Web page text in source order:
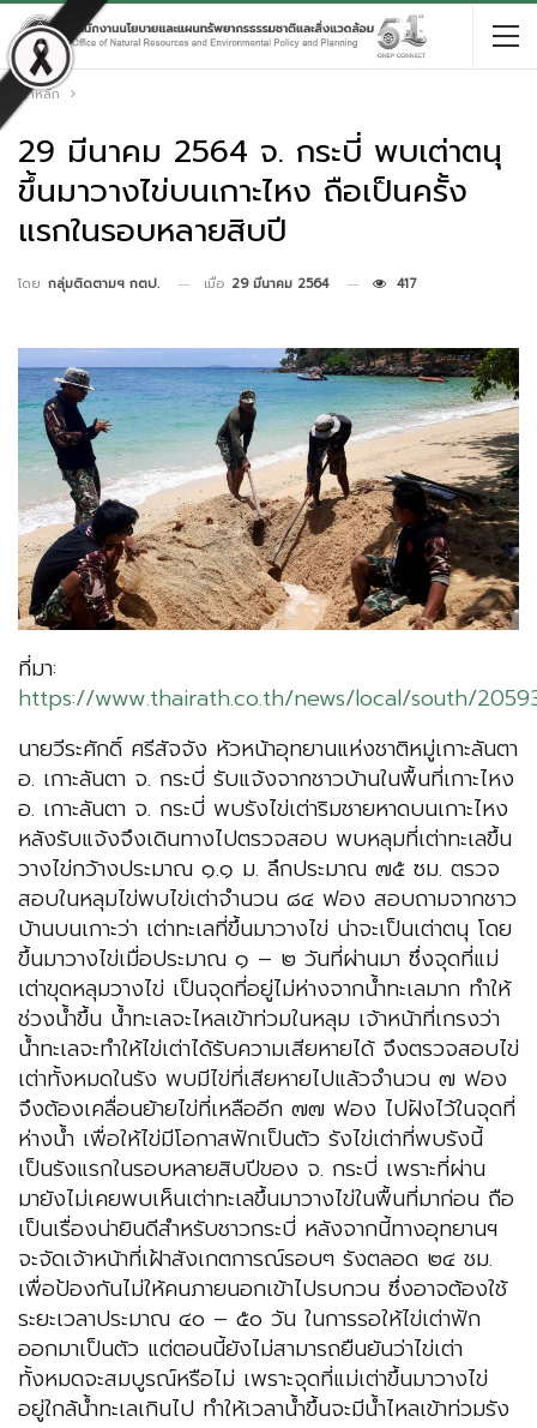
หน้าหลัก
29 มีนาคม 2564 จ. กระบี่ พบเต่าตนุ
ขึ้นมาวางไข่บนเกาะไหง ถือเป็นครั้ง
แรกในรอบหลายสิบปี
โดย กลุ่มติดตามฯ กตป. เมื่อ 29 มีนาคม 2564 417
ที่มา:
https://www.thairath.co.th/news/local/south/
นายวีระศักดิ์ ศรีสัจจัง หัวหน้าอุทยานแห่งชาติหมู่เกาะลันตา
อ. เกาะลันตา จ. กระบี่ รับแจ้งจากชาวบ้านในพื้นที่เกาะไหง
อ. เกาะลันตา จ. กระบี่ พบรังไข่เต่าริมชายหาดบนเกาะไหง
หลังรับแจ้งจึงเดินทางไปตรวจสอบ พบหลุมที่เต่าทะเลขึ้น
วางไข่กว้างประมาณ ๑.๑ ม. ลึกประมาณ ๗๕ ซม. ตรวจ
สอบในหลุมไข่พบไข่เต่าจำนวน ๘๔ ฟอง สอบถามจากชาว
บ้านบนเกาะว่า เต่าทะเลที่ขึ้นมาวางไข่ น่าจะเป็นเต่าตนุ โดย
ขึ้นมาวางไข่เมื่อประมาณ ๑ – ๒ วันที่ผ่านมา ซึ่งจุดที่แม่
เต่าขุดหลุมวางไข่ เป็นจุดที่อยู่ไม่ห่างจากน้ำทะเลมาก ทำให้
ช่วงน้ำขึ้น น้ำทะเลจะไหลเข้าท่วมในหลุม เจ้าหน้าที่เกรงว่า
น้ำทะเลจะทำให้ไข่เต่าได้รับความเสียหายได้ จึงตรวจสอบไข่
เต่าทั้งหมดในรัง พบมีไข่ที่เสียหายไปแล้วจำนวน ๗ ฟอง
จึงต้องเคลื่อนย้ายไข่ที่เหลืออีก ๗๗ ฟอง ไปฝังไว้ในจุดที่
ห่างน้ำ เพื่อให้ไข่มีโอกาสฟักเป็นตัว รังไข่เต่าที่พบรังนี้
เป็นรังแรกในรอบหลายสิบปีของ จ. กระบี่ เพราะที่ผ่าน
มายังไม่เคยพบเห็นเต่าทะเลขึ้นมาวางไข่ในพื้นที่มาก่อน ถือ
เป็นเรื่องน่ายินดีสำหรับชาวกระบี่ หลังจากนี้ทางอุทยานฯ
จะจัดเจ้าหน้าที่เฝ้าสังเกตการณ์รอบๆ รังตลอด ๒๔ ชม.
เพื่อป้องกันไม่ให้คนภายนอกเข้าไปรบกวน ซึ่งอาจต้องใช้
ระยะเวลาประมาณ ๔๐ – ๕๐ วัน ในการรอให้ไข่เต่าฟัก
ออกมาเป็นตัว แต่ตอนนี้ยังไม่สามารถยืนยันว่าไข่เต่า
ทั้งหมดจะสมบูรณ์หรือไม่ เพราะจุดที่แม่เต่าขึ้นมาวางไข่
อยู่ใกล้น้ำทะเลเกินไป ทำให้เวลาน้ำขึ้นจะมีน้ำไหลเข้าท่วมรัง